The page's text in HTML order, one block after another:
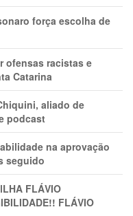
força escolha de
ofensas racistas e
Catarina
aliado de
podcast
na aprovação
seguido
FLÁVIO
FLÁVIO